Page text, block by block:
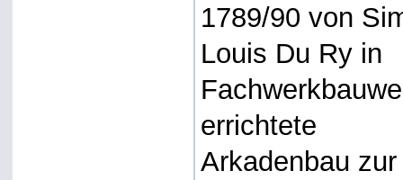
1789/90 von
Louis Du Ry in
errichtete
Arkadenbau zur